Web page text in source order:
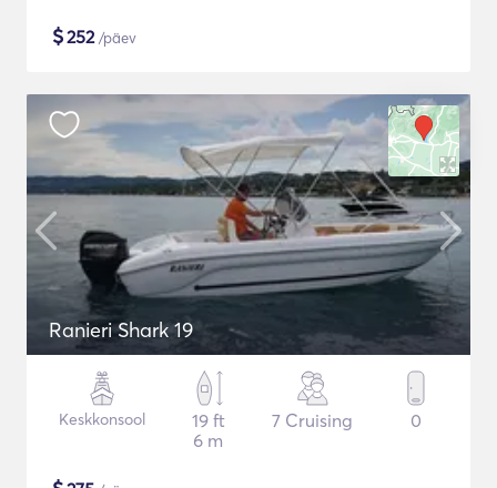
$252/päev
Ranieri Shark 19
Keskkonsool
19 ft
6 m
7 Cruising 0